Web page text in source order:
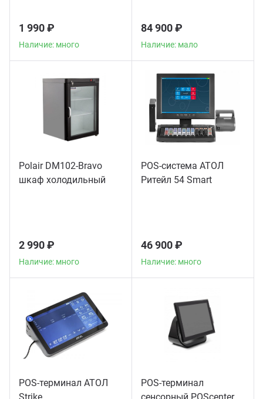
1 990 ₽
Наличие: много
84 900 ₽
Наличие: мало
Polair DM102-Bravo
шкаф холодильный
2 990 ₽
Наличие: много
POS-система АТОЛ
Ритейл 54 Smart
46 900 ₽
Наличие: много
POS-терминал АТОЛ
POS-терминал